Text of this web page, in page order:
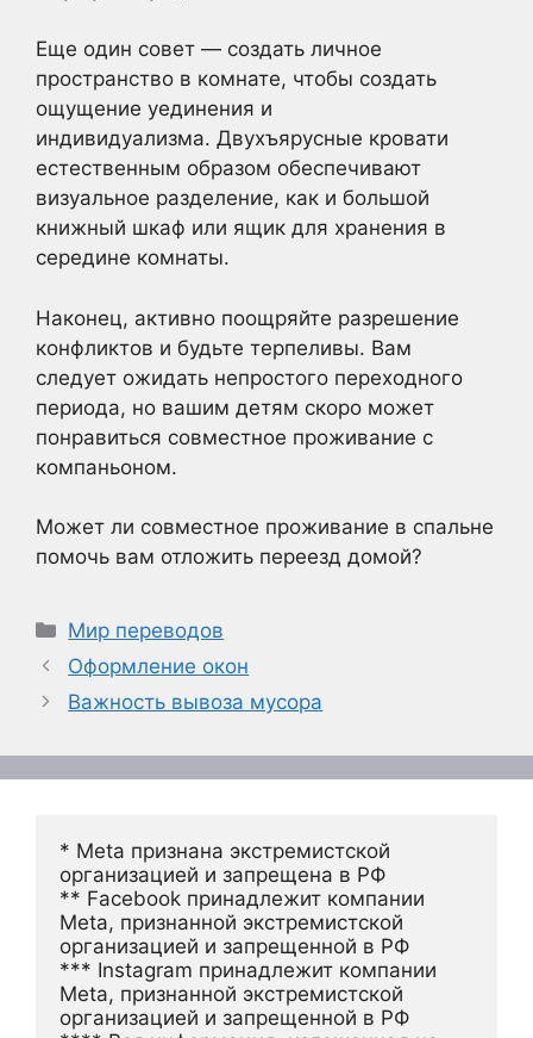
Еще один совет — создать личное
пространство в комнате, чтобы создать
ощущение уединения и
индивидуализма. Двухъярусные кровати
естественным образом обеспечивают
визуальное разделение, как и большой
книжный шкаф или ящик для хранения в
середине комнаты.
Наконец, активно поощряйте разрешение
конфликтов и будьте терпеливы. Вам
следует ожидать непростого переходного
периода, но вашим детям скоро может
понравиться совместное проживание с
компаньоном.
Может ли совместное проживание в спальне
помочь вам отложить переезд домой?
Рубрики
Мир переводов
Оформление окон
Важность вывоза мусора
* Meta признана экстремистской
организацией и запрещена в РФ
** Facebook принадлежит компании
Meta, признанной экстремистской
организацией и запрещенной в РФ
*** Instagram принадлежит компании
Meta, признанной экстремистской
организацией и запрещенной в РФ